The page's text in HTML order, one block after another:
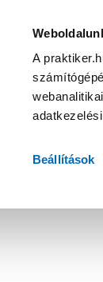
A
Beállítások